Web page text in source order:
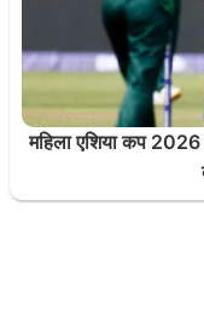
महिला एशिया कप